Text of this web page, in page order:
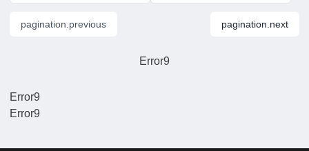
Error9
pagination.previous pagination.next
Error9
Error9